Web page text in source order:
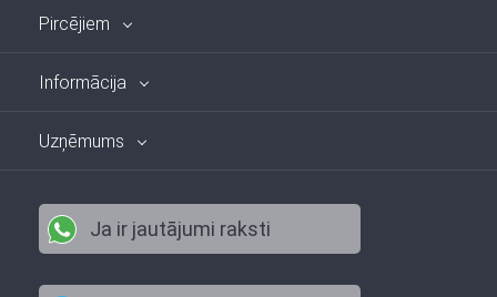
Pircējiem
Informācija
Uzņēmums
Ja ir jautājumi raksti